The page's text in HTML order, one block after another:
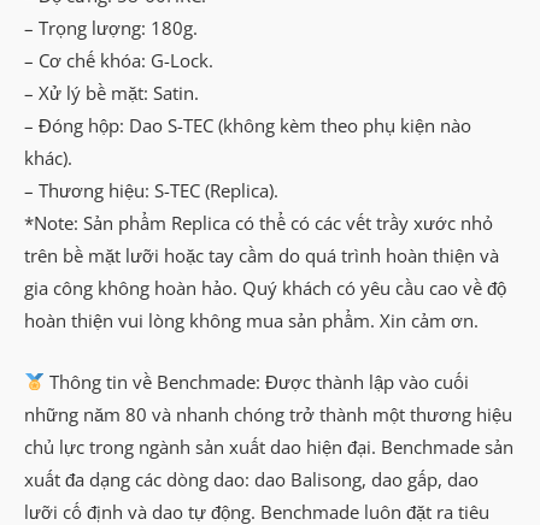
– Trọng lượng: 180g.
– Cơ chế khóa: G-Lock.
– Xử lý bề mặt: Satin.
– Đóng hộp: Dao S-TEC (không kèm theo phụ kiện nào
khác).
– Thương hiệu: S-TEC (Replica).
*Note: Sản phẩm Replica có thể có các vết trầy xước nhỏ
trên bề mặt lưỡi hoặc tay cầm do quá trình hoàn thiện và
gia công không hoàn hảo. Quý khách có yêu cầu cao về độ
hoàn thiện vui lòng không mua sản phẩm. Xin cảm ơn.
Thông tin về Benchmade: Được thành lập vào cuối
những năm 80 và nhanh chóng trở thành một thương hiệu
chủ lực trong ngành sản xuất dao hiện đại. Benchmade sản
xuất đa dạng các dòng dao: dao Balisong, dao gấp, dao
lưỡi cố định và dao tự động. Benchmade luôn đặt ra tiêu